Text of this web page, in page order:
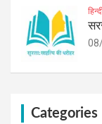
Categories